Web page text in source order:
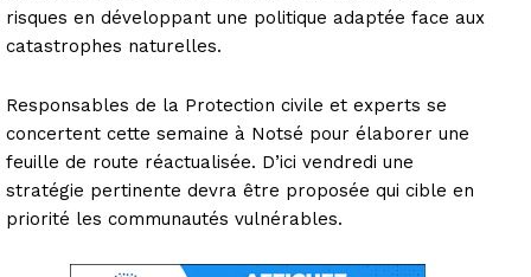
risques en développant une politique adaptée face aux
catastrophes naturelles.
Responsables de la Protection civile et experts se
concertent cette semaine à Notsé pour élaborer une
feuille de route réactualisée. D’ici vendredi une
stratégie pertinente devra être proposée qui cible en
priorité les communautés vulnérables.